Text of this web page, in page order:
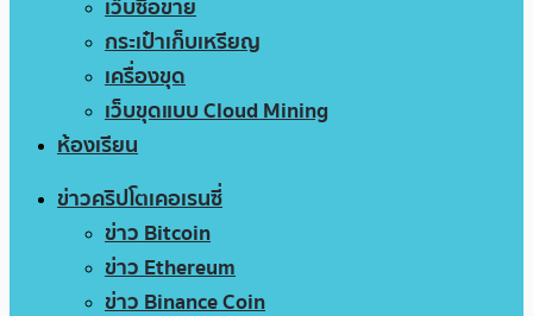
เว็บซื้อขาย
กระเป๋าเก็บเหรียญ
เครื่องขุด
เว็บขุดแบบ Cloud Mining
ห้องเรียน
ข่าวคริปโตเคอเรนซี่
ข่าว Bitcoin
ข่าว Ethereum
ข่าว Binance Coin